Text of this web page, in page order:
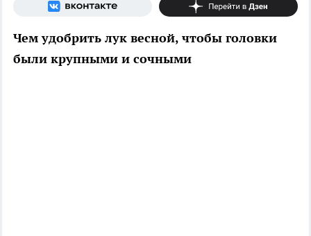
Чем удобрить лук весной, чтобы головки
были крупными и сочными